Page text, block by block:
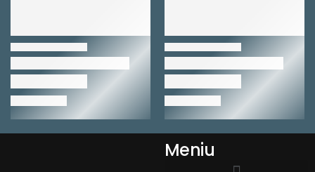
Meniu